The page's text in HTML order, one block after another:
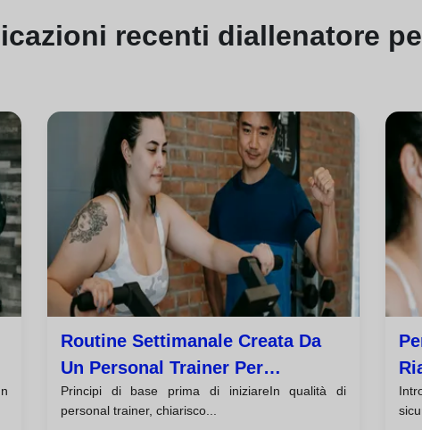
recenti diallenatore
Routine Settimanale Creata Da
Un Personal Trainer Per
Aumentare La Massa Muscolare
Principi di base prima di iniziareIn qualità di
personal trainer, chiarisco...